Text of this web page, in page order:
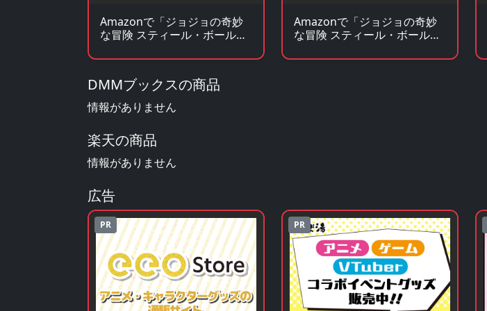
Amazonで「ジョジョの奇妙
な冒険 スティール・ボール・
Amazonで「ジョジョの奇妙
な冒険 スティール・ボール・
DMMブックスの商品
情報がありません
楽天の商品
情報がありません
広告
PR PR